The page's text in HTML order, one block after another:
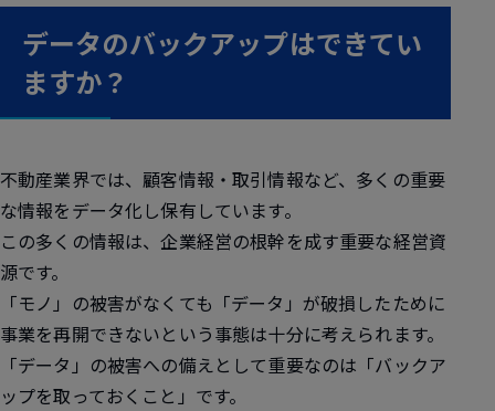
データのバックアップはできてい
ますか？
不動産業界では、顧客情報・取引情報など、多くの重要
な情報をデータ化し保有しています。
この多くの情報は、企業経営の根幹を成す重要な経営資
源です。
「モノ」の被害がなくても「データ」が破損したために
事業を再開できないという事態は十分に考えられます。
「データ」の被害への備えとして重要なのは 「バックア
ップを取っておくこと」 です。